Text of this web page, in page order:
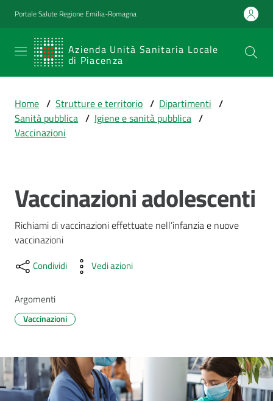
Vai al contenuto
Vai alla navigazione
Vai al footer
Portale Salute Regione Emilia-Romagna
Azienda Unità Sanitaria Locale
di Piacenza
SERVIZIO
SANITARIO
Emilia-
Romagna
Prestazioni
e
percorsi
di
cura
Come
per...
Home / Strutture e territorio / Dipartimenti /
Sanità pubblica / Igiene e sanità pubblica /
Vaccinazioni
Salta al contenuto
Vaccinazioni adolescenti
Richiami di vaccinazioni effettuate nell’infanzia e nuove
vaccinazioni
Condividi Vedi azioni
Argomenti
Vaccinazioni